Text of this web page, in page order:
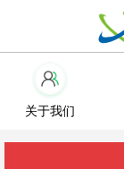
关于我们